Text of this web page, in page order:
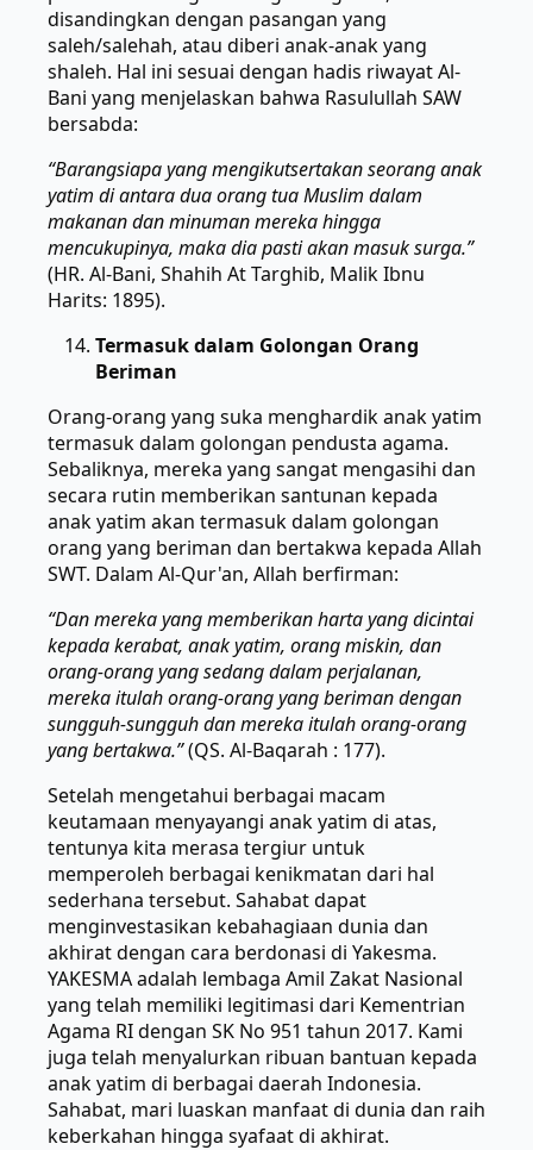
disandingkan dengan pasangan yang
saleh/salehah, atau diberi anak-anak yang
shaleh. Hal ini sesuai dengan hadis riwayat Al-
Bani yang menjelaskan bahwa Rasulullah SAW
bersabda:
“Barangsiapa yang mengikutsertakan seorang anak
yatim di antara dua orang tua Muslim dalam
makanan dan minuman mereka hingga
mencukupinya, maka dia pasti akan masuk surga.”
(HR. Al-Bani, Shahih At Targhib, Malik Ibnu
Harits: 1895).
Termasuk dalam Golongan Orang
Beriman
Orang-orang yang suka menghardik anak yatim
termasuk dalam golongan pendusta agama.
Sebaliknya, mereka yang sangat mengasihi dan
secara rutin memberikan santunan kepada
anak yatim akan termasuk dalam golongan
orang yang beriman dan bertakwa kepada Allah
SWT. Dalam Al-Qur'an, Allah berfirman:
“Dan mereka yang memberikan harta yang dicintai
kepada kerabat, anak yatim, orang miskin, dan
orang-orang yang sedang dalam perjalanan,
mereka itulah orang-orang yang beriman dengan
sungguh-sungguh dan mereka itulah orang-orang
yang bertakwa.”(QS. Al-Baqarah : 177).
Setelah mengetahui berbagai macam
keutamaan menyayangi anak yatim di atas,
tentunya kita merasa tergiur untuk
memperoleh berbagai kenikmatan dari hal
sederhana tersebut. Sahabat dapat
menginvestasikan kebahagiaan dunia dan
akhirat dengan cara berdonasi di Yakesma.
YAKESMA adalah lembaga Amil Zakat Nasional
yang telah memiliki legitimasi dari Kementrian
Agama RI dengan SK No 951 tahun 2017. Kami
juga telah menyalurkan ribuan bantuan kepada
anak yatim di berbagai daerah Indonesia.
Sahabat, mari luaskan manfaat di dunia dan raih
keberkahan hingga syafaat di akhirat.